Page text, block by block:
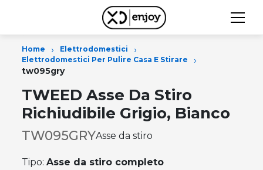
Home › Elettrodomestici ›
Elettrodomestici Per Pulire Casa E Stirare ›
tw095gry
TWEED Asse Da Stiro
Richiudibile Grigio, Bianco
TW095GRYAsse da stiro
Tipo:Asse da stiro completo